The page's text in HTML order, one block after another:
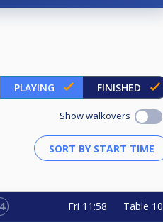
PLAYING FINISHED
Show walkovers
Fri 11:58 Table 10